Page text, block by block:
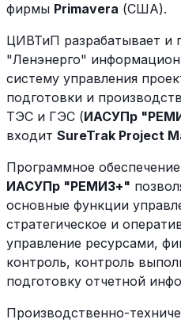
фирмы Primavera (США).
ЦИВТиП разрабатывает и
"Ленэнерго"
систему управления
подготовки и
ТЭС и ГЭС (ИАСУПр
входит SureTrak Project
Программное обеспечение
ИАСУПр "РЕМИЗ+"
основные функции
стратегическое и
управление ресурсами,
контроль, контроль
подготовку отчетной
Производственно-